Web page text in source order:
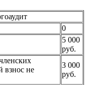
0
5 000
руб.
взнос не
3 000
руб.